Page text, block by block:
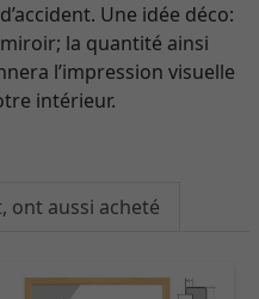
Une idée déco:
la quantité ainsi
l’impression visuelle
intérieur.
ont aussi acheté